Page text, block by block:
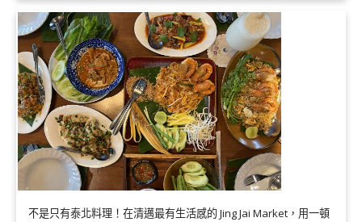
不是只有泰北料理！在清邁最有生活感的 Jing Jai Market，用一頓